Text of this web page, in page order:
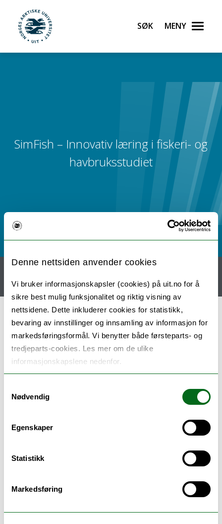
Denne nettsiden anvender cookies
Vi bruker informasjonskapsler (cookies) på uit.no for å
sikre best mulig funksjonalitet og riktig visning av
nettsidene. Dette inkluderer cookies for statistikk,
bevaring av innstillinger og innsamling av informasjon for
markedsføringsformål. Vi benytter både førsteparts- og
tredjeparts-cookies. Les mer om de ulike
informasjonskapslene nedenfor.
Nødvendig
Egenskaper
Statistikk
Markedsføring
UiT Norges arktiske universitet
Søk Meny
SimFish – Innovativ læring i fiskeri- og
havbruksstudiet
Hjem Medlemmer
SimFish in English
FHV i praksis
Spill GoFish!
GoFish!
Please fill out the form to download.